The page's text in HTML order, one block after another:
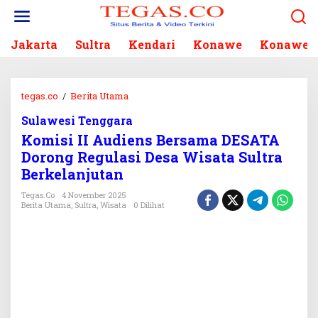
Jakarta Sultra Kendari Konawe Konawe
tegas.co / Berita Utama
m
i
s
i
A
Sulawesi Tenggara
Komisi II Audiens Bersama DESATA
Dorong Regulasi Desa Wisata Sultra
Berkelanjutan
Tegas.co
4 November 2025
Berita Utama, Sultra, Wisata 0 Dilihat